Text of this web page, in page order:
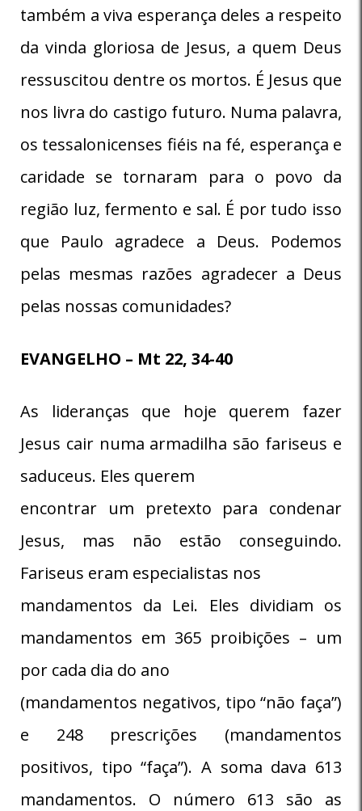
também a viva esperança deles a respeito
da vinda gloriosa de Jesus, a quem Deus
ressuscitou dentre os mortos. É Jesus que
nos livra do castigo futuro. Numa palavra,
os tessalonicenses fiéis na fé, esperança e
caridade se tornaram para o povo da
região luz, fermento e sal. É por tudo isso
que Paulo agradece a Deus. Podemos
pelas mesmas razões agradecer a Deus
pelas nossas comunidades?
EVANGELHO – Mt 22, 34-40
As lideranças que hoje querem fazer
Jesus cair numa armadilha são fariseus e
saduceus. Eles querem
encontrar um pretexto para condenar
Jesus, mas não estão conseguindo.
Fariseus eram especialistas nos
mandamentos da Lei. Eles dividiam os
mandamentos em 365 proibições – um
por cada dia do ano
(mandamentos negativos, tipo “não faça”)
e 248 prescrições (mandamentos
positivos, tipo “faça”). A soma dava 613
mandamentos. O número 613 são as